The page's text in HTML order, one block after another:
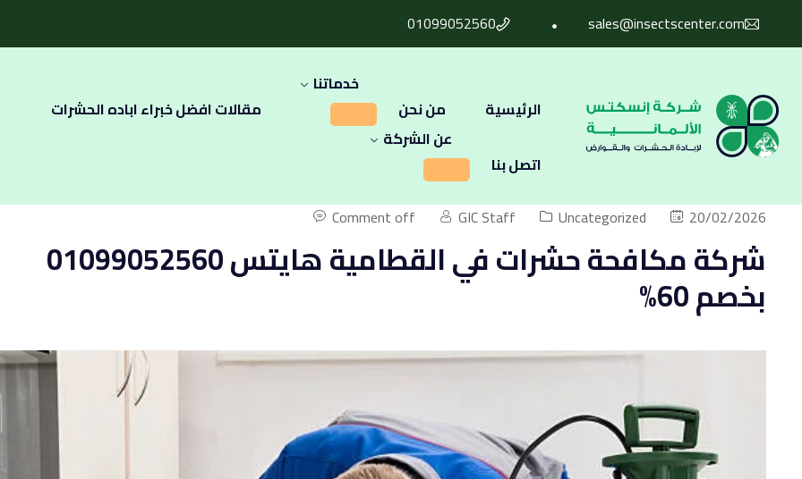
sales@insectscenter.com
01099052560
الرئيسية من نحن
خدماتنا
مقالات افضل خبراء اباده الحشرات
اتصل بنا
عن الشركة
20/02/2026
Uncategorized
GIC Staff
Comment off
شركة مكافحة حشرات في القطامية هايتس 01099052560
بخصم 60%